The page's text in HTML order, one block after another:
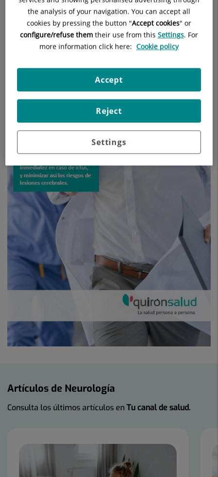
Artículos de Neurología
Consulta los últimos artículos enTu canal de salud.
the analysis of your navigation. You can accept all
cookies by pressing the button "Accept cookies" or
configure/refuse them their use from this Settings. For
more information click here: Cookie policy
Settings
Reject
Accept